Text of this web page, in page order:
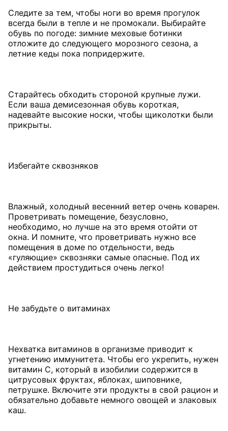
Следите за тем, чтобы ноги во время прогулок
всегда были в тепле и не промокали. Выбирайте
обувь по погоде: зимние меховые ботинки
отложите до следующего морозного сезона, а
летние кеды пока попридержите.
Старайтесь обходить стороной крупные лужи.
Если ваша демисезонная обувь короткая,
надевайте высокие носки, чтобы щиколотки были
прикрыты.
Избегайте сквозняков
Влажный, холодный весенний ветер очень коварен.
Проветривать помещение, безусловно,
необходимо, но лучше на это время отойти от
окна. И помните, что проветривать нужно все
помещения в доме по отдельности, ведь
«гуляющие» сквозняки самые опасные. Под их
действием простудиться очень легко!
Не забудьте о витаминах
Нехватка витаминов в организме приводит к
угнетению иммунитета. Чтобы его укрепить, нужен
витамин С, который в изобилии содержится в
цитрусовых фруктах, яблоках, шиповнике,
петрушке. Включите эти продукты в свой рацион и
обязательно добавьте немного овощей и злаковых
каш.